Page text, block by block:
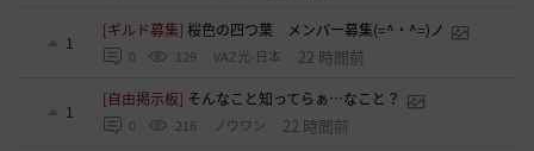
1
[ギルド募集]桜色の四つ葉 メンバー募集(=^・^=)ノ
0 129 VAZ光-日本 22 時間前
1
[自由掲示板] そんなこと知ってらぁ…なこと？
0 216 ノウワン 22 時間前